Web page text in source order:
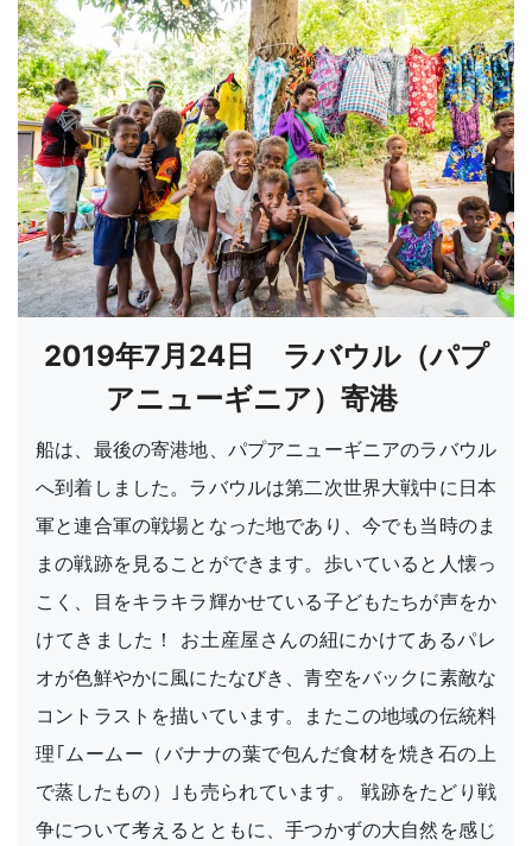
2019年7月24日 ラバウル（パプ
アニューギニア）寄港
船は、最後の寄港地、パプアニューギニアのラバウル
へ到着しました。ラバウルは第二次世界大戦中に日本
軍と連合軍の戦場となった地であり、今でも当時のま
まの戦跡を見ることができます。歩いていると人懐っ
こく、目をキラキラ輝かせている子どもたちが声をか
けてきました！ お土産屋さんの紐にかけてあるパレ
オが色鮮やかに風にたなびき、青空をバックに素敵な
コントラストを描いています。またこの地域の伝統料
理｢ムームー（バナナの葉で包んだ食材を焼き石の上
で蒸したもの）｣も売られています。 戦跡をたどり戦
争について考えるとともに、手つかずの大自然を感じ